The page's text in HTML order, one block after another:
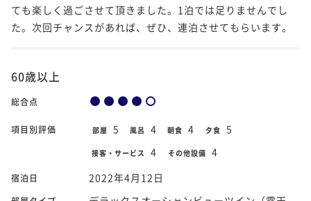
ても楽しく過ごさせて頂きました。1泊では足りませんでし
た。次回チャンスがあれば、ぜひ、連泊させてもらいます。
60歳以上
総合点
項目別評価 部屋 5 風呂 4 朝食 4 夕食 5
接客・サービス 4 その他設備 4
宿泊日 2022年4月12日